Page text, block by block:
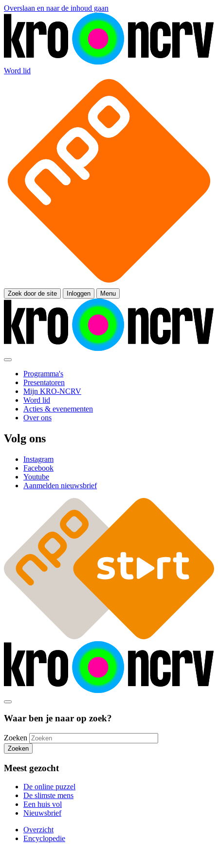
Overslaan en naar de inhoud gaan
Word lid
Zoek door de site Inloggen Menu
Programma's
Presentatoren
Mijn KRO-NCRV
Word lid
Acties & evenementen
Over ons
Volg ons
Instagram
Facebook
Youtube
Aanmelden nieuwsbrief
Waar ben je naar op zoek?
Zoeken
Zoeken
Meest gezocht
De online puzzel
De slimste mens
Een huis vol
Nieuwsbrief
Overzicht
Encyclopedie